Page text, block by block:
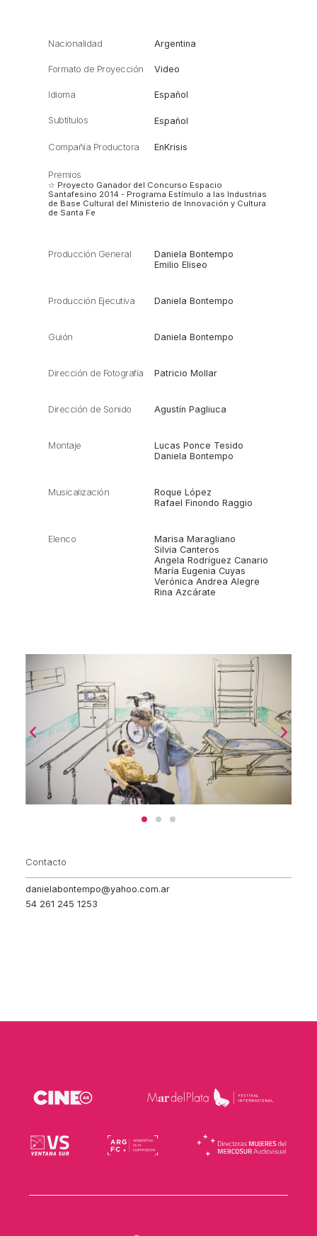
Nacionalidad Argentina
Formato de Proyección Video
Idioma Español
Subtítulos Español
Compañía Productora EnKrisis
Premios
☆ Proyecto Ganador del Concurso Espacio
Santafesino 2014 - Programa Estímulo a las Industrias
de Base Cultural del Ministerio de Innovación y Cultura
de Santa Fe
Producción General
Daniela Bontempo
Emilio Eliseo
Producción Ejecutiva Daniela Bontempo
Guión Daniela Bontempo
Dirección de Fotografía Patricio Mollar
Dirección de Sonido Agustín Pagliuca
Montaje
Lucas Ponce Tesido
Daniela Bontempo
Musicalización
Roque López
Rafael Finondo Raggio
Elenco
Marisa Maragliano
Silvia Canteros
Angela Rodríguez Canario
María Eugenia Cuyas
Verónica Andrea Alegre
Rina Azcárate
Contacto
danielabontempo@yahoo.com.ar
54 261 245 1253